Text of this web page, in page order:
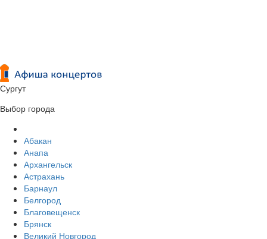
Сургут
Выбор города
Абакан
Анапа
Архангельск
Астрахань
Барнаул
Белгород
Благовещенск
Брянск
Великий Новгород